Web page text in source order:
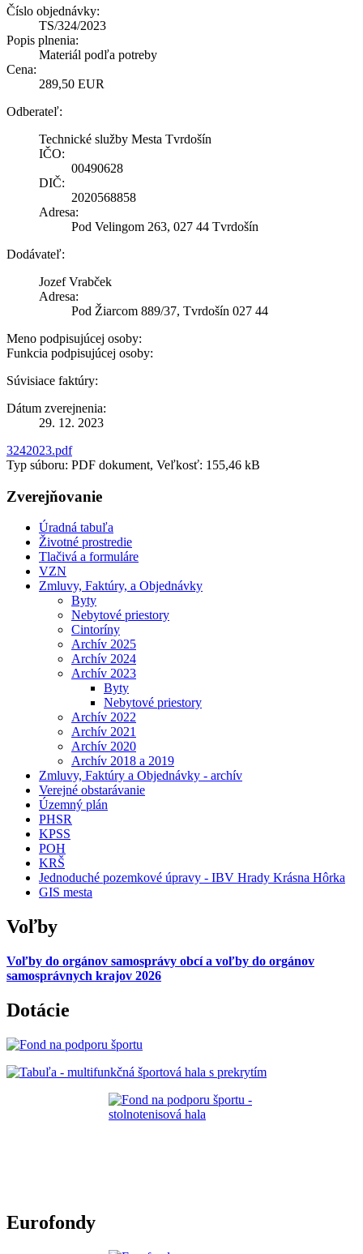
Číslo objednávky:
TS/324/2023
Popis plnenia:
Materiál podľa potreby
Cena:
289,50 EUR
Odberateľ:
Technické služby Mesta Tvrdošín
IČO:
00490628
DIČ:
2020568858
Adresa:
Pod Velingom 263, 027 44 Tvrdošín
Dodávateľ:
Jozef Vrabček
Adresa:
Pod Žiarcom 889/37, Tvrdošín 027 44
Meno podpisujúcej osoby:
Funkcia podpisujúcej osoby:
Súvisiace faktúry:
Dátum zverejnenia:
29. 12. 2023
3242023.pdf
Typ súboru: PDF dokument, Veľkosť: 155,46 kB
Zverejňovanie
Úradná tabuľa
Životné prostredie
Tlačivá a formuláre
VZN
Zmluvy, Faktúry, a Objednávky
Byty
Nebytové priestory
Cintoríny
Archív 2025
Archív 2024
Archív 2023
Byty
Nebytové priestory
Archív 2022
Archív 2021
Archív 2020
Archív 2018 a 2019
Zmluvy, Faktúry a Objednávky - archív
Verejné obstarávanie
Územný plán
PHSR
KPSS
POH
KRŠ
Jednoduché pozemkové úpravy - IBV Hrady Krásna Hôrka
GIS mesta
Voľby
Voľby do orgánov samosprávy obcí a voľby do orgánov
samosprávnych krajov 2026
Dotácie
Eurofondy